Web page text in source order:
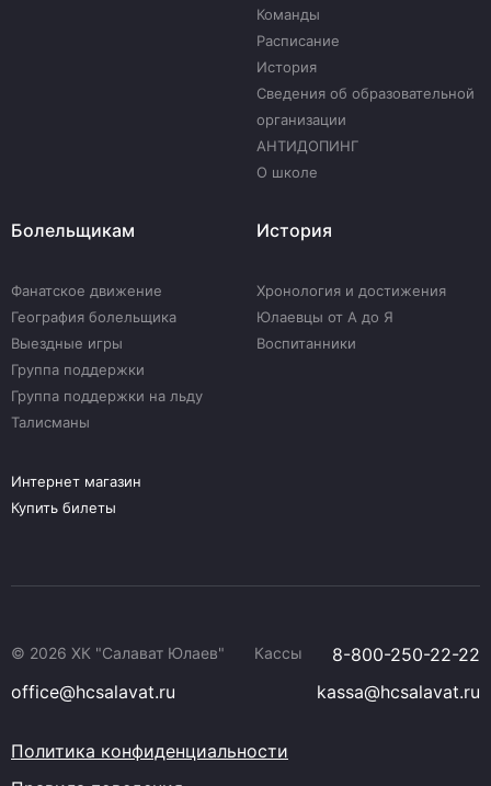
Команды
Расписание
История
Сведения об образовательной
организации
АНТИДОПИНГ
О школе
Болельщикам
Фанатское движение
География болельщика
Выездные игры
Группа поддержки
Группа поддержки на льду
Талисманы
История
Хронология и достижения
Юлаевцы от А до Я
Воспитанники
Интернет магазин
Купить билеты
© 2026 ХК "Салават Юлаев" Кассы
8-800-250-22-22
office@hcsalavat.ru
kassa@hcsalavat.ru
Политика конфиденциальности